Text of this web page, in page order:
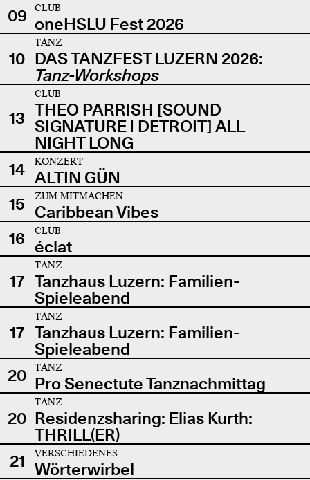
09
CLUB
oneHSLU Fest 2026
10
TANZ
DAS TANZFEST LUZERN 2026:
Tanz-Workshops
13
CLUB
THEO PARRISH [SOUND
SIGNATURE | DETROIT] ALL
NIGHT LONG
14
KONZERT
ALTIN GÜN
15
ZUM MITMACHEN
Caribbean Vibes
16
CLUB
éclat
17
TANZ
Tanzhaus Luzern: Familien-
Spieleabend
17
TANZ
Tanzhaus Luzern: Familien-
Spieleabend
20
TANZ
Pro Senectute Tanznachmittag
20
TANZ
Residenzsharing: Elias Kurth:
THRILL(ER)
21
VERSCHIEDENES
Wörterwirbel